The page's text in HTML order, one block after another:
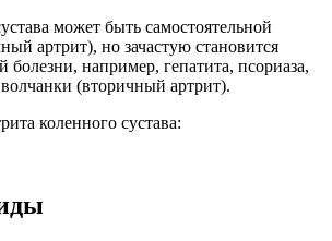
может быть самостоятельной
артрит), но зачастую становится
болезни, например, гепатита, псориаза,
(вторичный артрит).
коленного сустава: